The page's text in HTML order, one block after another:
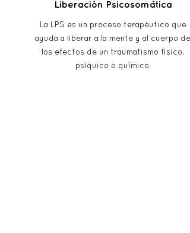
Liberación Psicosomática
La LPS es un proceso terapéutico que
ayuda a liberar a la mente y al cuerpo de
los efectos de un traumatismo físico,
psíquico o químico.